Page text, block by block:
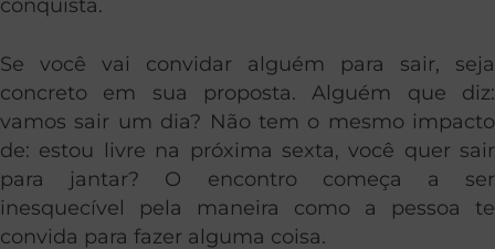
conquista.
Se você vai convidar alguém para sair, seja
concreto em sua proposta. Alguém que diz:
vamos sair um dia? Não tem o mesmo impacto
de: estou livre na próxima sexta, você quer sair
para jantar? O encontro começa a ser
inesquecível pela maneira como a pessoa te
convida para fazer alguma coisa.